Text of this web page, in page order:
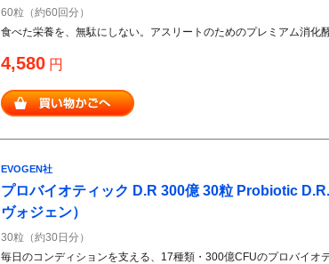
60粒（約60回分）
食べた栄養を、無駄にしない。アスリートのためのプレミアム消化
4,580 円
EVOGEN社
プロバイオティック D.R 300億 30粒 Probiotic
ヴォジェン）
30粒（約30日分）
毎日のコンディションを支える、17種類・300億CFUのプロバイオ